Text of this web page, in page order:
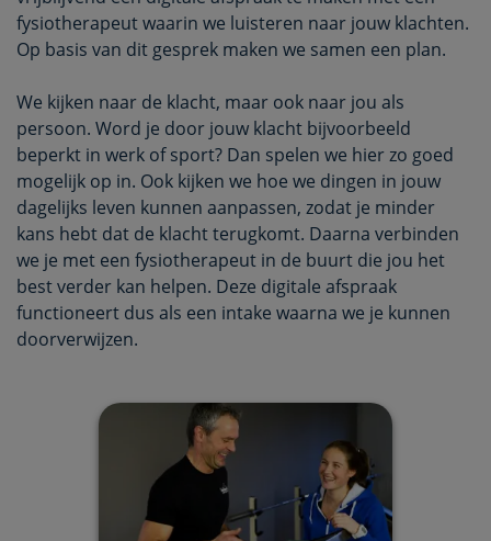
fysiotherapeut waarin we luisteren naar jouw klachten.
Op basis van dit gesprek maken we samen een plan.
We kijken naar de klacht, maar ook naar jou als
persoon. Word je door jouw klacht bijvoorbeeld
beperkt in werk of sport? Dan spelen we hier zo goed
mogelijk op in. Ook kijken we hoe we dingen in jouw
dagelijks leven kunnen aanpassen, zodat je minder
kans hebt dat de klacht terugkomt. Daarna verbinden
we je met een fysiotherapeut in de buurt die jou het
best verder kan helpen. Deze digitale afspraak
functioneert dus als een intake waarna we je kunnen
doorverwijzen.